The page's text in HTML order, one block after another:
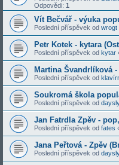
Odpovědi: 1
Vít Bečvář - výuka
Poslední příspěvek od wrogt
Petr Kotek - kytara
Poslední příspěvek od kytar
Martina Švandrlíková
Poslední příspěvek od
Soukromá škola
Poslední příspěvek od
Jan Fatrdla Zpěv -
Poslední příspěvek od fates
Jana Peřtová - Zpěv
Poslední příspěvek od